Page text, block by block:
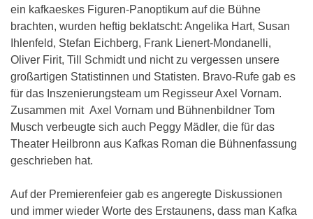
ein kafkaeskes Figuren-Panoptikum auf die Bühne
brachten, wurden heftig beklatscht: Angelika Hart, Susan
Ihlenfeld, Stefan Eichberg, Frank Lienert-Mondanelli,
Oliver Firit, Till Schmidt und nicht zu vergessen unsere
großartigen Statistinnen und Statisten. Bravo-Rufe gab es
für das Inszenierungsteam um Regisseur Axel Vornam.
Zusammen mit Axel Vornam und Bühnenbildner Tom
Musch verbeugte sich auch Peggy Mädler, die für das
Theater Heilbronn aus Kafkas Roman die Bühnenfassung
geschrieben hat.
Auf der Premierenfeier gab es angeregte Diskussionen
und immer wieder Worte des Erstaunens, dass man Kafka